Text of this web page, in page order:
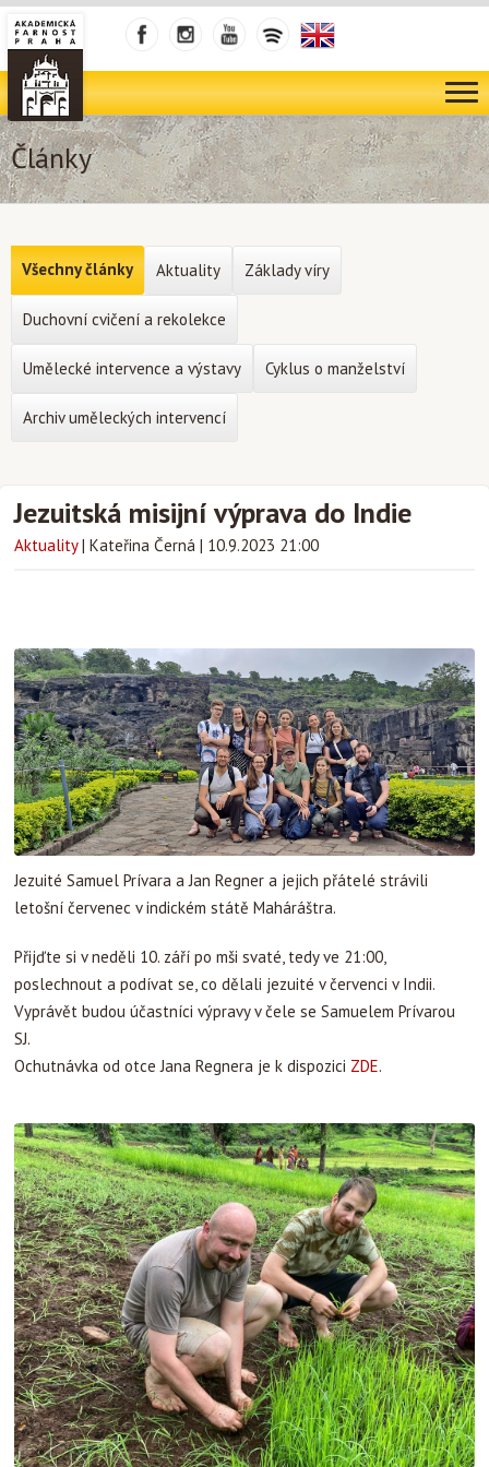
Články
Jezuitská misijní výprava do Indie
Aktuality | Kateřina Černá | 10.9.2023 21:00
Jezuité Samuel Prívara a Jan Regner a jejich přátelé strávili
letošní červenec v indickém státě Maháráštra.
Přijďte si v neděli 10. září po mši svaté, tedy ve 21:00,
poslechnout a podívat se, co dělali jezuité v červenci v Indii.
Vyprávět budou účastníci výpravy v čele se Samuelem Prívarou
SJ.
Ochutnávka od otce Jana Regnera je k dispozici ZDE.
Všechny články Aktuality Základy víry
Duchovní cvičení a rekolekce
Umělecké intervence a výstavy Cyklus o manželství
Archiv uměleckých intervencí